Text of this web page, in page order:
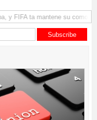
FIFA ta mantene su como
Subscribe